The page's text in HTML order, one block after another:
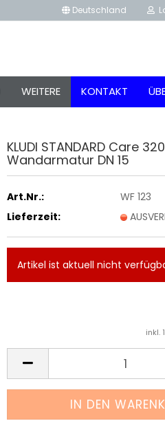
Deutschland
KONTAKT
WEITERE
KLUDI STANDARD Care
Wandarmatur DN 15
Art.Nr.:
WF 123
Lieferzeit:
Artikel ist aktuell nicht
inkl.